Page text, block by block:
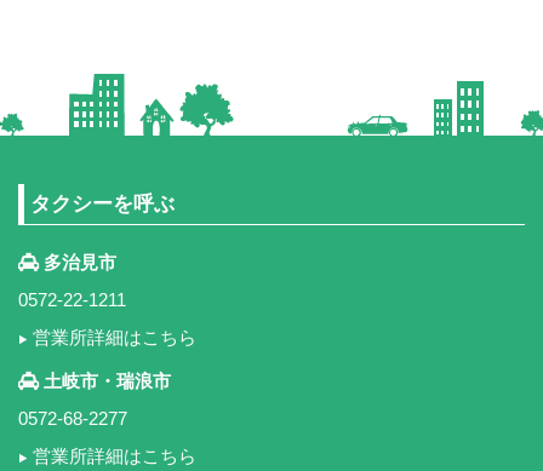
タクシーを呼ぶ
多治見市
0572-22-1211
営業所詳細はこちら
土岐市・瑞浪市
0572-68-2277
営業所詳細はこちら